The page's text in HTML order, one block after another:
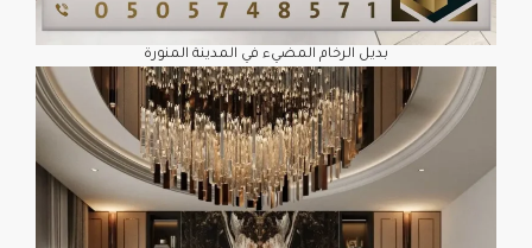
بديل الرخام المضيء في المدينة المنورة